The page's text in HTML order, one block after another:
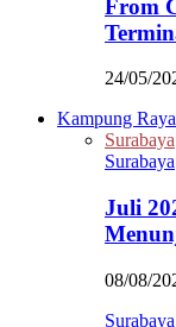
From
24/05/
Kampung Raya
Surabaya
Surabaya
Juli
08/08/
Surabaya